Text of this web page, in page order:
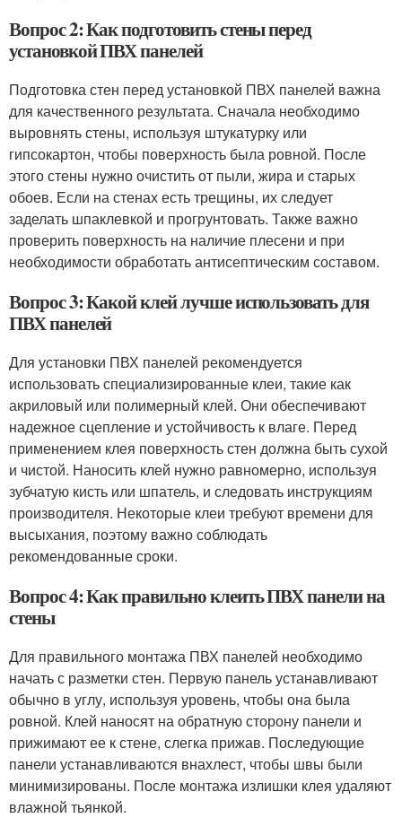
Вопрос 2: Как подготовить стены перед
установкой ПВХ панелей
Подготовка стен перед установкой ПВХ панелей важна
для качественного результата. Сначала необходимо
выровнять стены, используя штукатурку или
гипсокартон, чтобы поверхность была ровной. После
этого стены нужно очистить от пыли, жира и старых
обоев. Если на стенах есть трещины, их следует
заделать шпаклевкой и прогрунтовать. Также важно
проверить поверхность на наличие плесени и при
необходимости обработать антисептическим составом.
Вопрос 3: Какой клей лучше использовать для
ПВХ панелей
Для установки ПВХ панелей рекомендуется
использовать специализированные клеи, такие как
акриловый или полимерный клей. Они обеспечивают
надежное сцепление и устойчивость к влаге. Перед
применением клея поверхность стен должна быть сухой
и чистой. Наносить клей нужно равномерно, используя
зубчатую кисть или шпатель, и следовать инструкциям
производителя. Некоторые клеи требуют времени для
высыхания, поэтому важно соблюдать
рекомендованные сроки.
Вопрос 4: Как правильно клеить ПВХ панели на
стены
Для правильного монтажа ПВХ панелей необходимо
начать с разметки стен. Первую панель устанавливают
обычно в углу, используя уровень, чтобы она была
ровной. Клей наносят на обратную сторону панели и
прижимают ее к стене, слегка прижав. Последующие
панели устанавливаются внахлест, чтобы швы были
минимизированы. После монтажа излишки клея удаляют
влажной тьянкой.